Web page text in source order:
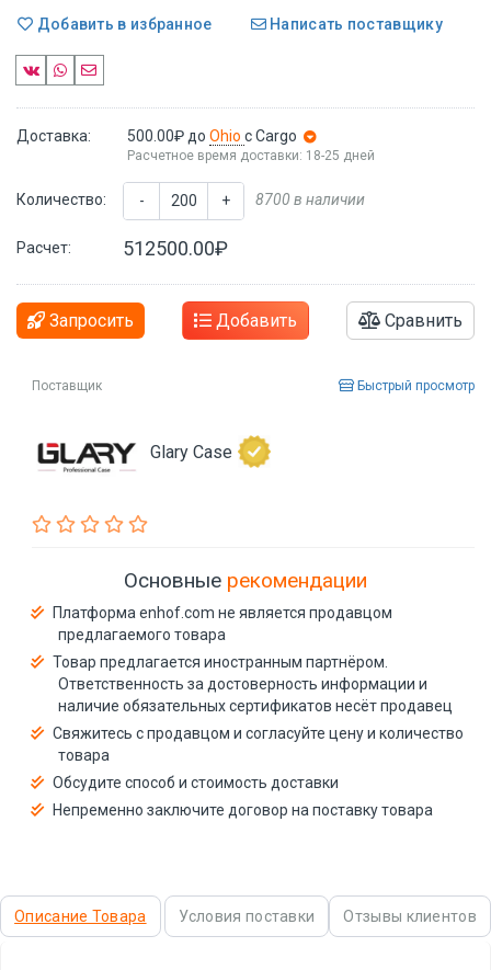
Добавить в избранное
Написать поставщику
Доставка: 500.00₽ до Ohio с Cargo
Расчетное время доставки: 18-25 дней
Количество: - + 8700 в наличии
Расчет: 512500.00₽
Запросить Добавить Сравнить
Поставщик Быстрый просмотр
Glary Case
Основные рекомендации
Платформа enhof.com не является продавцом
предлагаемого товара
Товар предлагается иностранным партнёром.
Ответственность за достоверность информации и
наличие обязательных сертификатов несёт продавец
Свяжитесь с продавцом и согласуйте цену и количество
товара
Обсудите способ и стоимость доставки
Непременно заключите договор на поставку товара
Описание Товара Условия поставки Отзывы клиентов